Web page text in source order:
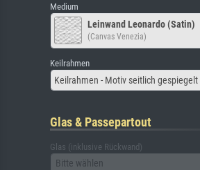
Medium
Leinwand Leonardo (Satin)
(Canvas Venezia)
Keilrahmen
Keilrahmen - Motiv seitlich gespiegelt
Glas & Passepartout
Glas (inklusive Rückwand)
Bitte wählen